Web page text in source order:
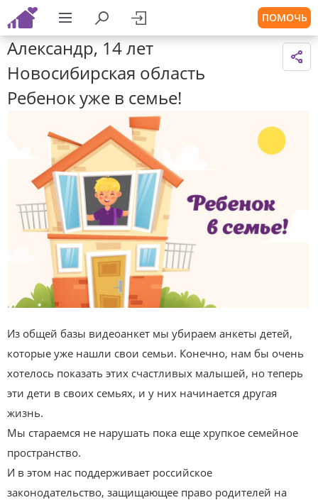
ПОМОЧЬ
Александр, 14 лет
Новосибирская область
Ребенок уже в семье!
Из общей базы видеоанкет мы убираем анкеты детей,
которые уже нашли свои семьи. Конечно, нам бы очень
хотелось показать этих счастливых малышей, но теперь
эти дети в своих семьях, и у них начинается другая
жизнь.
Мы стараемся не нарушать пока еще хрупкое семейное
пространство.
И в этом нас поддерживает российское
законодательство, защищающее право родителей на